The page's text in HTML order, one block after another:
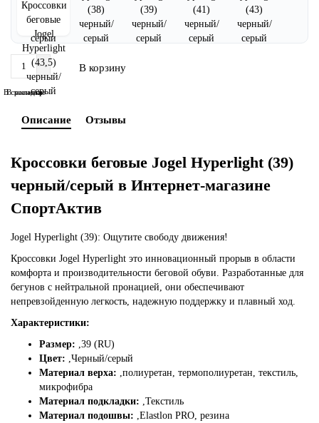
В корзину
В закладки
В сравнение
Описание Отзывы
Кроссовки беговые Jogel Hyperlight (39)
черный/серый в Интернет-магазине
СпортАктив
Jogel Hyperlight (39): Ощутите свободу движения!
Кроссовки Jogel Hyperlight это инновационный прорыв в области
комфорта и производительности беговой обуви. Разработанные для
бегунов с нейтральной пронацией, они обеспечивают
непревзойденную легкость, надежную поддержку и плавный ход.
Характеристики:
Размер: 39 (RU)
Цвет: Черный/серый
Материал верха: полиуретан, термополиуретан, текстиль,
микрофибра
Материал подкладки: Текстиль
Материал подошвы: Elastlon PRO, резина